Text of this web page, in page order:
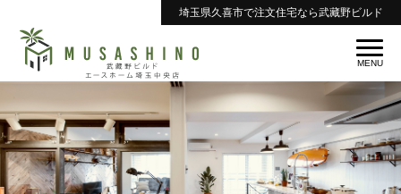
埼玉県久喜市で注文住宅なら武藏野ビルド